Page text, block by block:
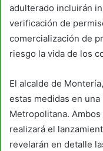
adulterado incluirán
verificación de
comercialización de
riesgo la vida de los
El alcalde de
estas medidas en
Metropolitana.
realizará el
revelarán en detalle